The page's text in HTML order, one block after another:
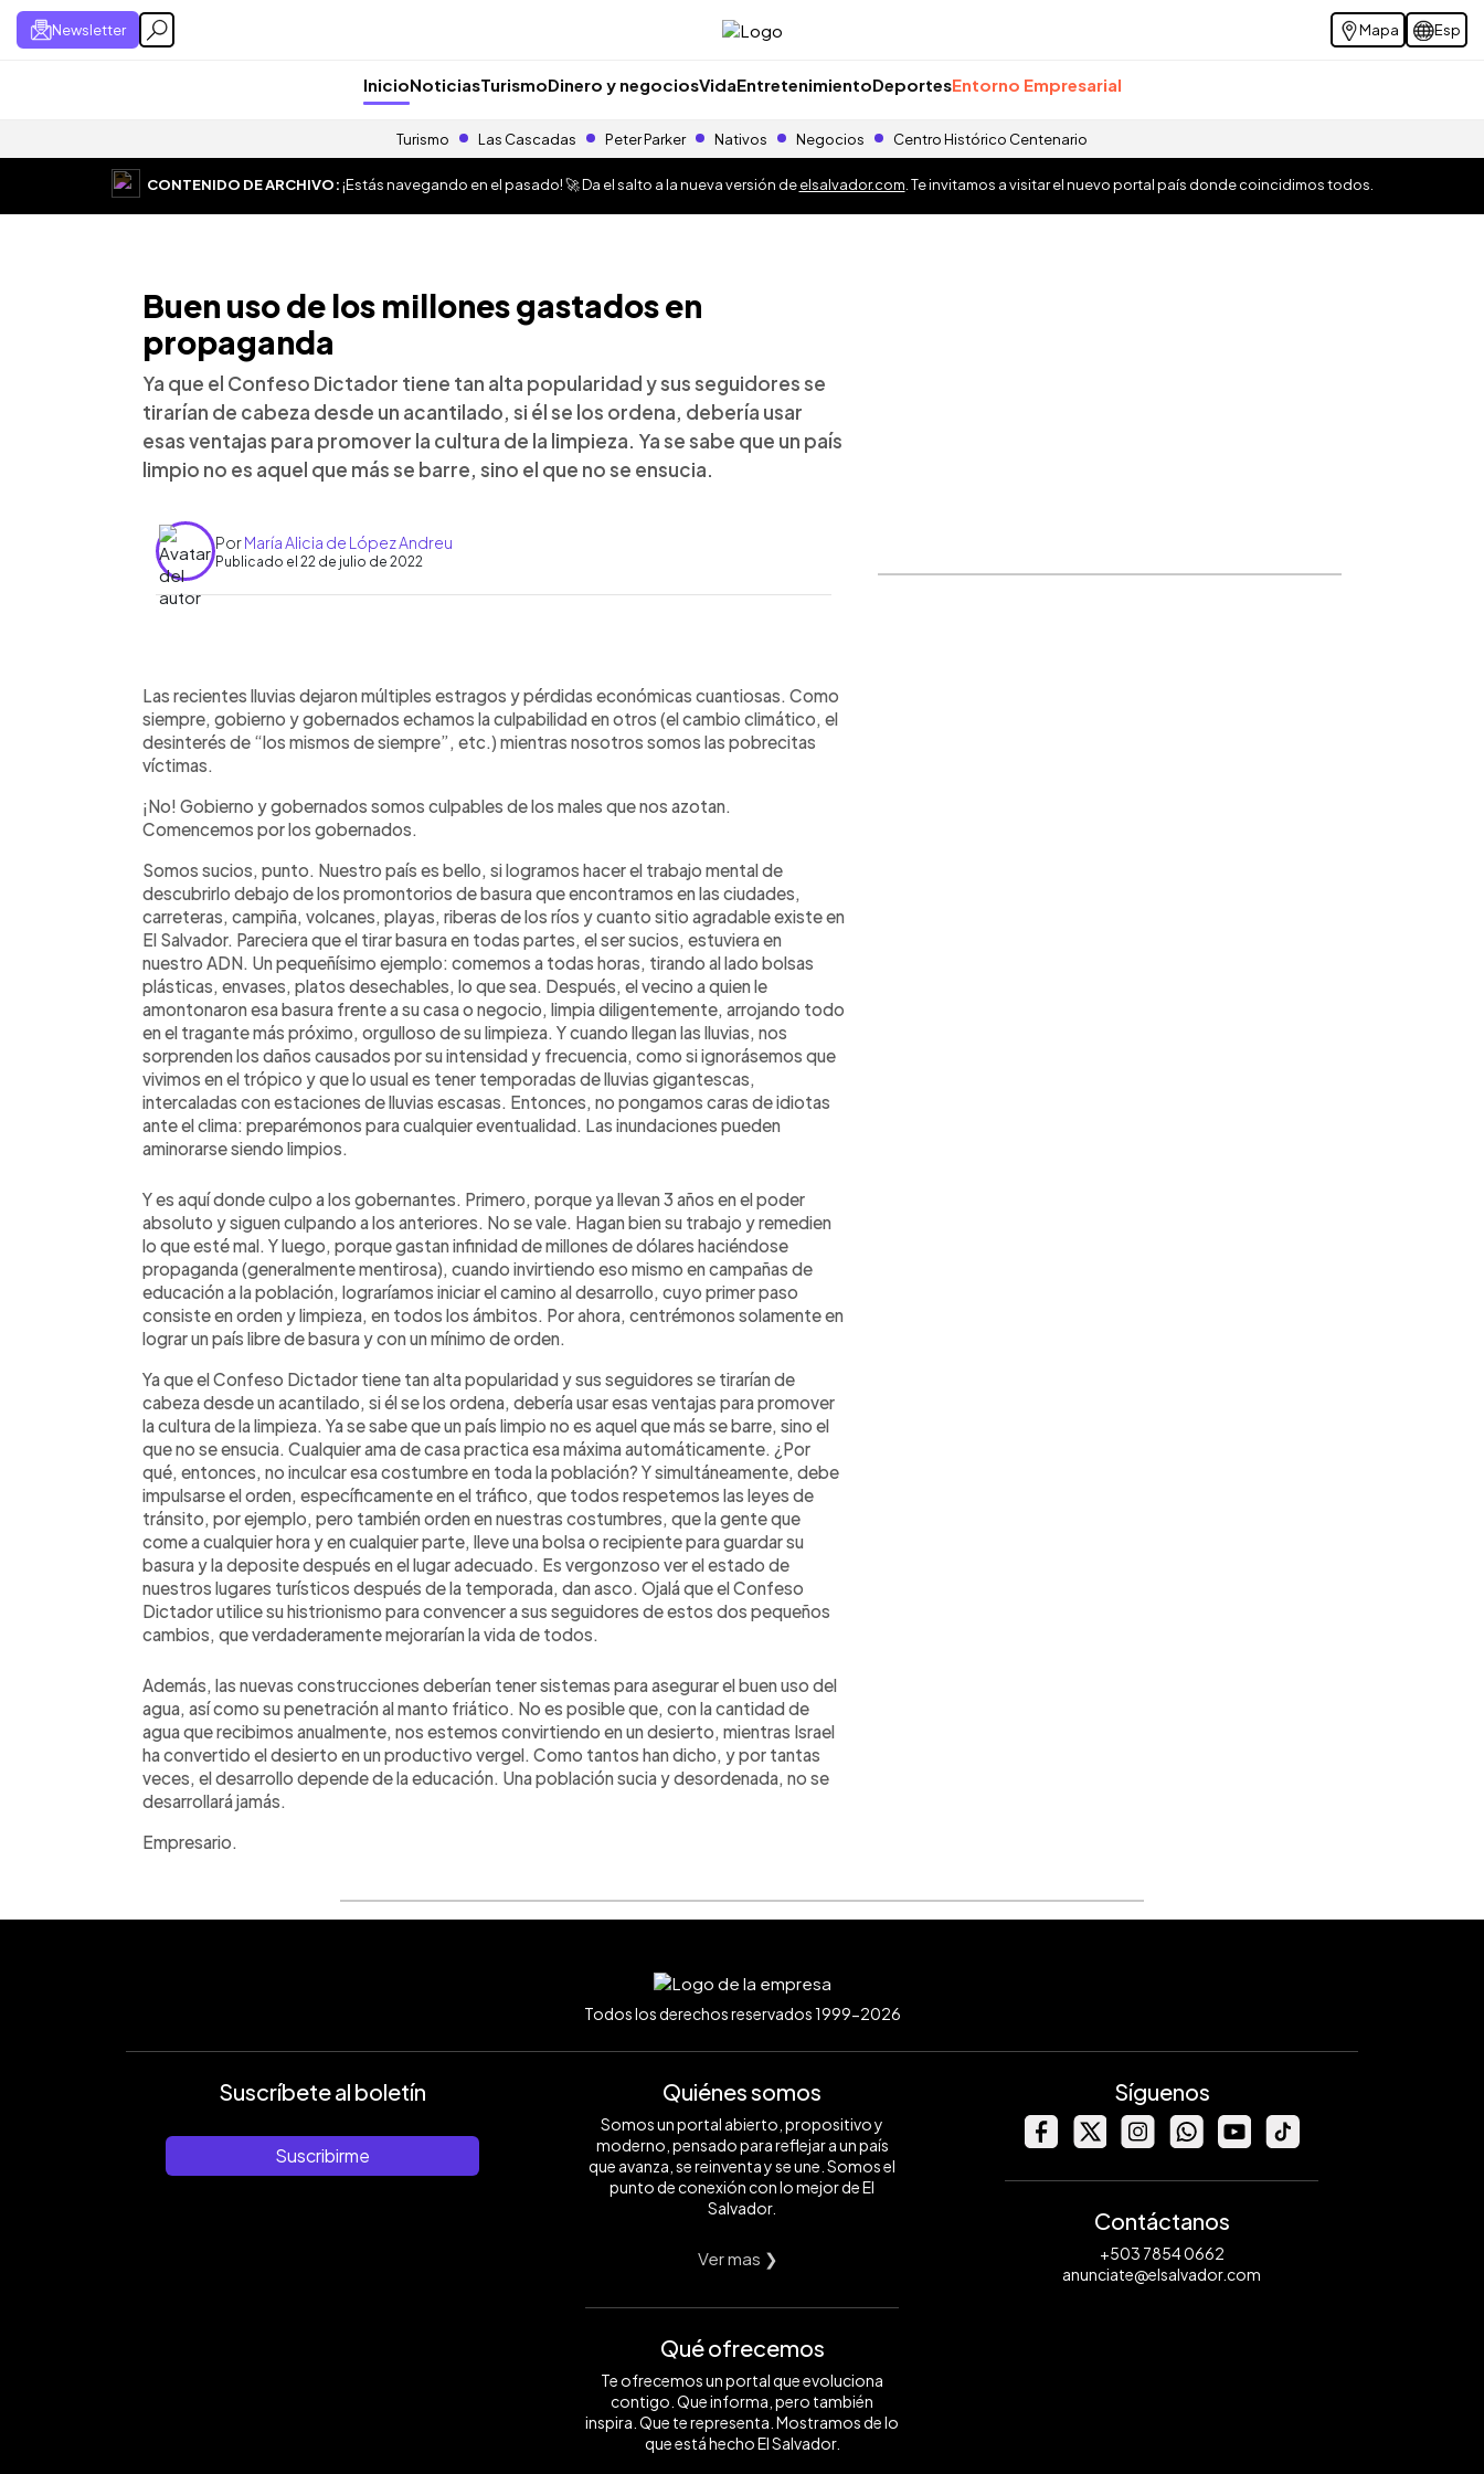
Newsletter Mapa Esp
InicioNoticiasTurismoDinero y negociosVidaEntretenimientoDeportesEntorno Empresarial
Turismo Las Cascadas Peter Parker Nativos Negocios Centro Histórico Centenario
CONTENIDO DE ARCHIVO:¡Estás navegando en el pasado! 🚀 Da el salto a la nueva versión deelsalvador.com . Te invitamos a visitar el nuevo portal país donde coincidimos todos.
Buen uso de los millones gastados en
propaganda
Ya que el Confeso Dictador tiene tan alta popularidad y sus seguidores se
tirarían de cabeza desde un acantilado, si él se los ordena, debería usar
esas ventajas para promover la cultura de la limpieza. Ya se sabe que un país
limpio no es aquel que más se barre, sino el que no se ensucia.
PorMaría Alicia de López Andreu
Publicado el 22 de julio de 2022
► Escuchar artículo
Las recientes lluvias dejaron múltiples estragos y pérdidas económicas cuantiosas. Como
siempre, gobierno y gobernados echamos la culpabilidad en otros (el cambio climático, el
desinterés de “los mismos de siempre”, etc.) mientras nosotros somos las pobrecitas
víctimas.
¡No! Gobierno y gobernados somos culpables de los males que nos azotan.
Comencemos por los gobernados.
Somos sucios, punto. Nuestro país es bello, si logramos hacer el trabajo mental de
descubrirlo debajo de los promontorios de basura que encontramos en las ciudades,
carreteras, campiña, volcanes, playas, riberas de los ríos y cuanto sitio agradable existe en
El Salvador. Pareciera que el tirar basura en todas partes, el ser sucios, estuviera en
nuestro ADN. Un pequeñísimo ejemplo: comemos a todas horas, tirando al lado bolsas
plásticas, envases, platos desechables, lo que sea. Después, el vecino a quien le
amontonaron esa basura frente a su casa o negocio, limpia diligentemente, arrojando todo
en el tragante más próximo, orgulloso de su limpieza. Y cuando llegan las lluvias, nos
sorprenden los daños causados por su intensidad y frecuencia, como si ignorásemos que
vivimos en el trópico y que lo usual es tener temporadas de lluvias gigantescas,
intercaladas con estaciones de lluvias escasas. Entonces, no pongamos caras de idiotas
ante el clima: preparémonos para cualquier eventualidad. Las inundaciones pueden
aminorarse siendo limpios.
Y es aquí donde culpo a los gobernantes. Primero, porque ya llevan 3 años en el poder
absoluto y siguen culpando a los anteriores. No se vale. Hagan bien su trabajo y remedien
lo que esté mal. Y luego, porque gastan infinidad de millones de dólares haciéndose
propaganda (generalmente mentirosa), cuando invirtiendo eso mismo en campañas de
educación a la población, lograríamos iniciar el camino al desarrollo, cuyo primer paso
consiste en orden y limpieza, en todos los ámbitos. Por ahora, centrémonos solamente en
lograr un país libre de basura y con un mínimo de orden.
Ya que el Confeso Dictador tiene tan alta popularidad y sus seguidores se tirarían de
cabeza desde un acantilado, si él se los ordena, debería usar esas ventajas para promover
la cultura de la limpieza. Ya se sabe que un país limpio no es aquel que más se barre, sino el
que no se ensucia. Cualquier ama de casa practica esa máxima automáticamente. ¿Por
qué, entonces, no inculcar esa costumbre en toda la población? Y simultáneamente, debe
impulsarse el orden, específicamente en el tráfico, que todos respetemos las leyes de
tránsito, por ejemplo, pero también orden en nuestras costumbres, que la gente que
come a cualquier hora y en cualquier parte, lleve una bolsa o recipiente para guardar su
basura y la deposite después en el lugar adecuado. Es vergonzoso ver el estado de
nuestros lugares turísticos después de la temporada, dan asco. Ojalá que el Confeso
Dictador utilice su histrionismo para convencer a sus seguidores de estos dos pequeños
cambios, que verdaderamente mejorarían la vida de todos.
Además, las nuevas construcciones deberían tener sistemas para asegurar el buen uso del
agua, así como su penetración al manto friático. No es posible que, con la cantidad de
agua que recibimos anualmente, nos estemos convirtiendo en un desierto, mientras Israel
ha convertido el desierto en un productivo vergel. Como tantos han dicho, y por tantas
veces, el desarrollo depende de la educación. Una población sucia y desordenada, no se
desarrollará jamás.
Empresario.
Todos los derechos reservados 1999-2026
Suscríbete al boletín
Suscribirme
Quiénes somos
Somos un portal abierto, propositivo y
moderno, pensado para reflejar a un país
que avanza, se reinventa y se une. Somos el
punto de conexión con lo mejor de El
Salvador.
Ver mas ❯
Qué ofrecemos
Te ofrecemos un portal que evoluciona
contigo. Que informa, pero también
inspira. Que te representa. Mostramos de lo
que está hecho El Salvador.
Síguenos
Contáctanos
+503 7854 0662
anunciate@elsalvador.com